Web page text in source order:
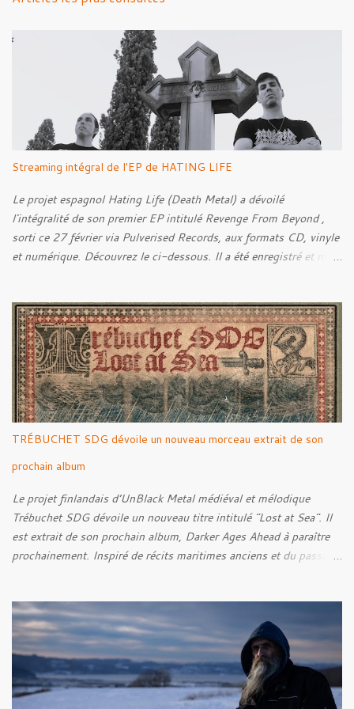
Streaming intégral de l'EP de HATING LIFE
Le projet espagnol Hating Life (Death Metal) a dévoilé
l'intégralité de son premier EP intitulé Revenge From Beyond ,
sorti ce 27 février via Pulverised Records, aux formats CD, vinyle
et numérique. Découvrez le ci-dessous. Il a été enregistré et mixé
Rebellion Against The Vile 05. Revenge From Beyond 06. The
Sense Of Fear
TRÉBUCHET SDG dévoile un nouveau morceau extrait de son
prochain album
Le projet finlandais d’UnBlack Metal médiéval et mélodique
Trébuchet SDG dévoile un nouveau titre intitulé "Lost at Sea". Il
est extrait de son prochain album, Darker Ages Ahead à paraître
prochainement. Inspiré de récits maritimes anciens et du passage
Derrière cette imagerie, le groupe développe un propos autour de
la persévérance et de l’espoir face aux épreuves, alors que le
personnage finit par retrouver la force de continuer malgré les
ténèbres qui l’entourent.